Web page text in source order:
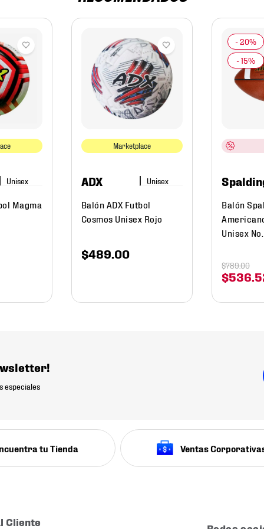
Magma
Marketplace
ADX
Balón ADX Futbol
Cosmos Unisex Rojo
$489.00
Balón
Unisex
$536.
$789.00
especiales
tu Tienda Ventas
Cliente